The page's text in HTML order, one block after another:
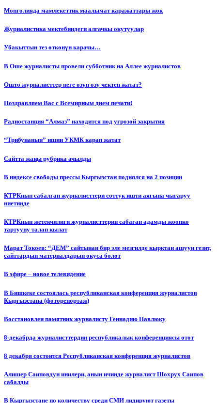
Монголияда мамлекеттик маалымат каражаттары жок
Журналистика мектебиндеги алгачкы окутуулар
Убакыттын тез өткөнүн карачы…
В Оше журналисты провели субботник на Аллее журналистов
Ошто журналисттер неге өзүн өзү чектеп жатат?
Поздравляем Вас с Всемирным днем печати!
Радиостанция “Алмаз” находится под угрозой закрытия
“Трибунанын” ишин УКМК карап жатат
Сайтта жаңы рубрика ачылды
В индексе свободы прессы Кыргызстан поднялся на 2 позиции
КТРКнын сабалган журналисттери соттук ишти аягына чыгаруу
ниетинде
КТРКнын жетекчилиги журналисттерин сабаган адамды жоопко
тартууну талап кылат
Марат Токоев: “ДЕМ” сайтынан бир эле мезгилде кырктан ашуун гезит,
сайттардын материалдарын окуса болот
В эфире – новое телевидение
В Бишкеке состоялась республиканская конференция журналистов
Кыргызстана (фоторепортаж)
Восстановлен памятник журналисту Геннадию Павлюку
8-декабрда журналисттердин республикалык конференциясы өтөт
8 декабря состоится Республиканская конференция журналистов
Алишер Саиповдун инилери, анын ичинде журналист Шохрух Саипов
сабалды
В Кыргызстане по количеству среди СМИ лидируют газеты